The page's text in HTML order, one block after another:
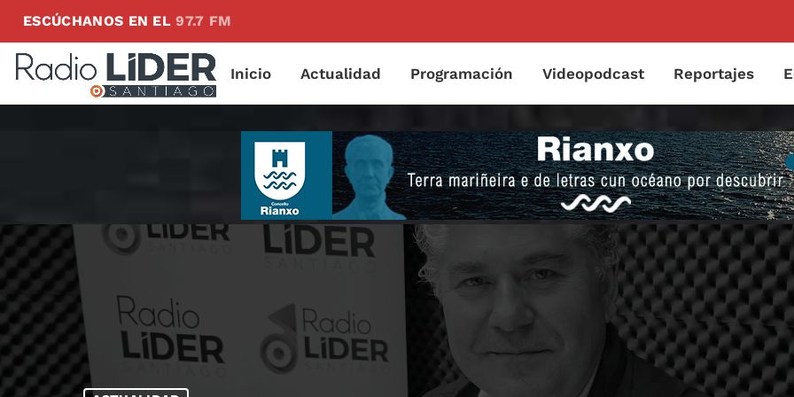
ESCÚCHANOS EN EL97.7 FM
Inicio Actualidad Programación Videopodcast Reportajes